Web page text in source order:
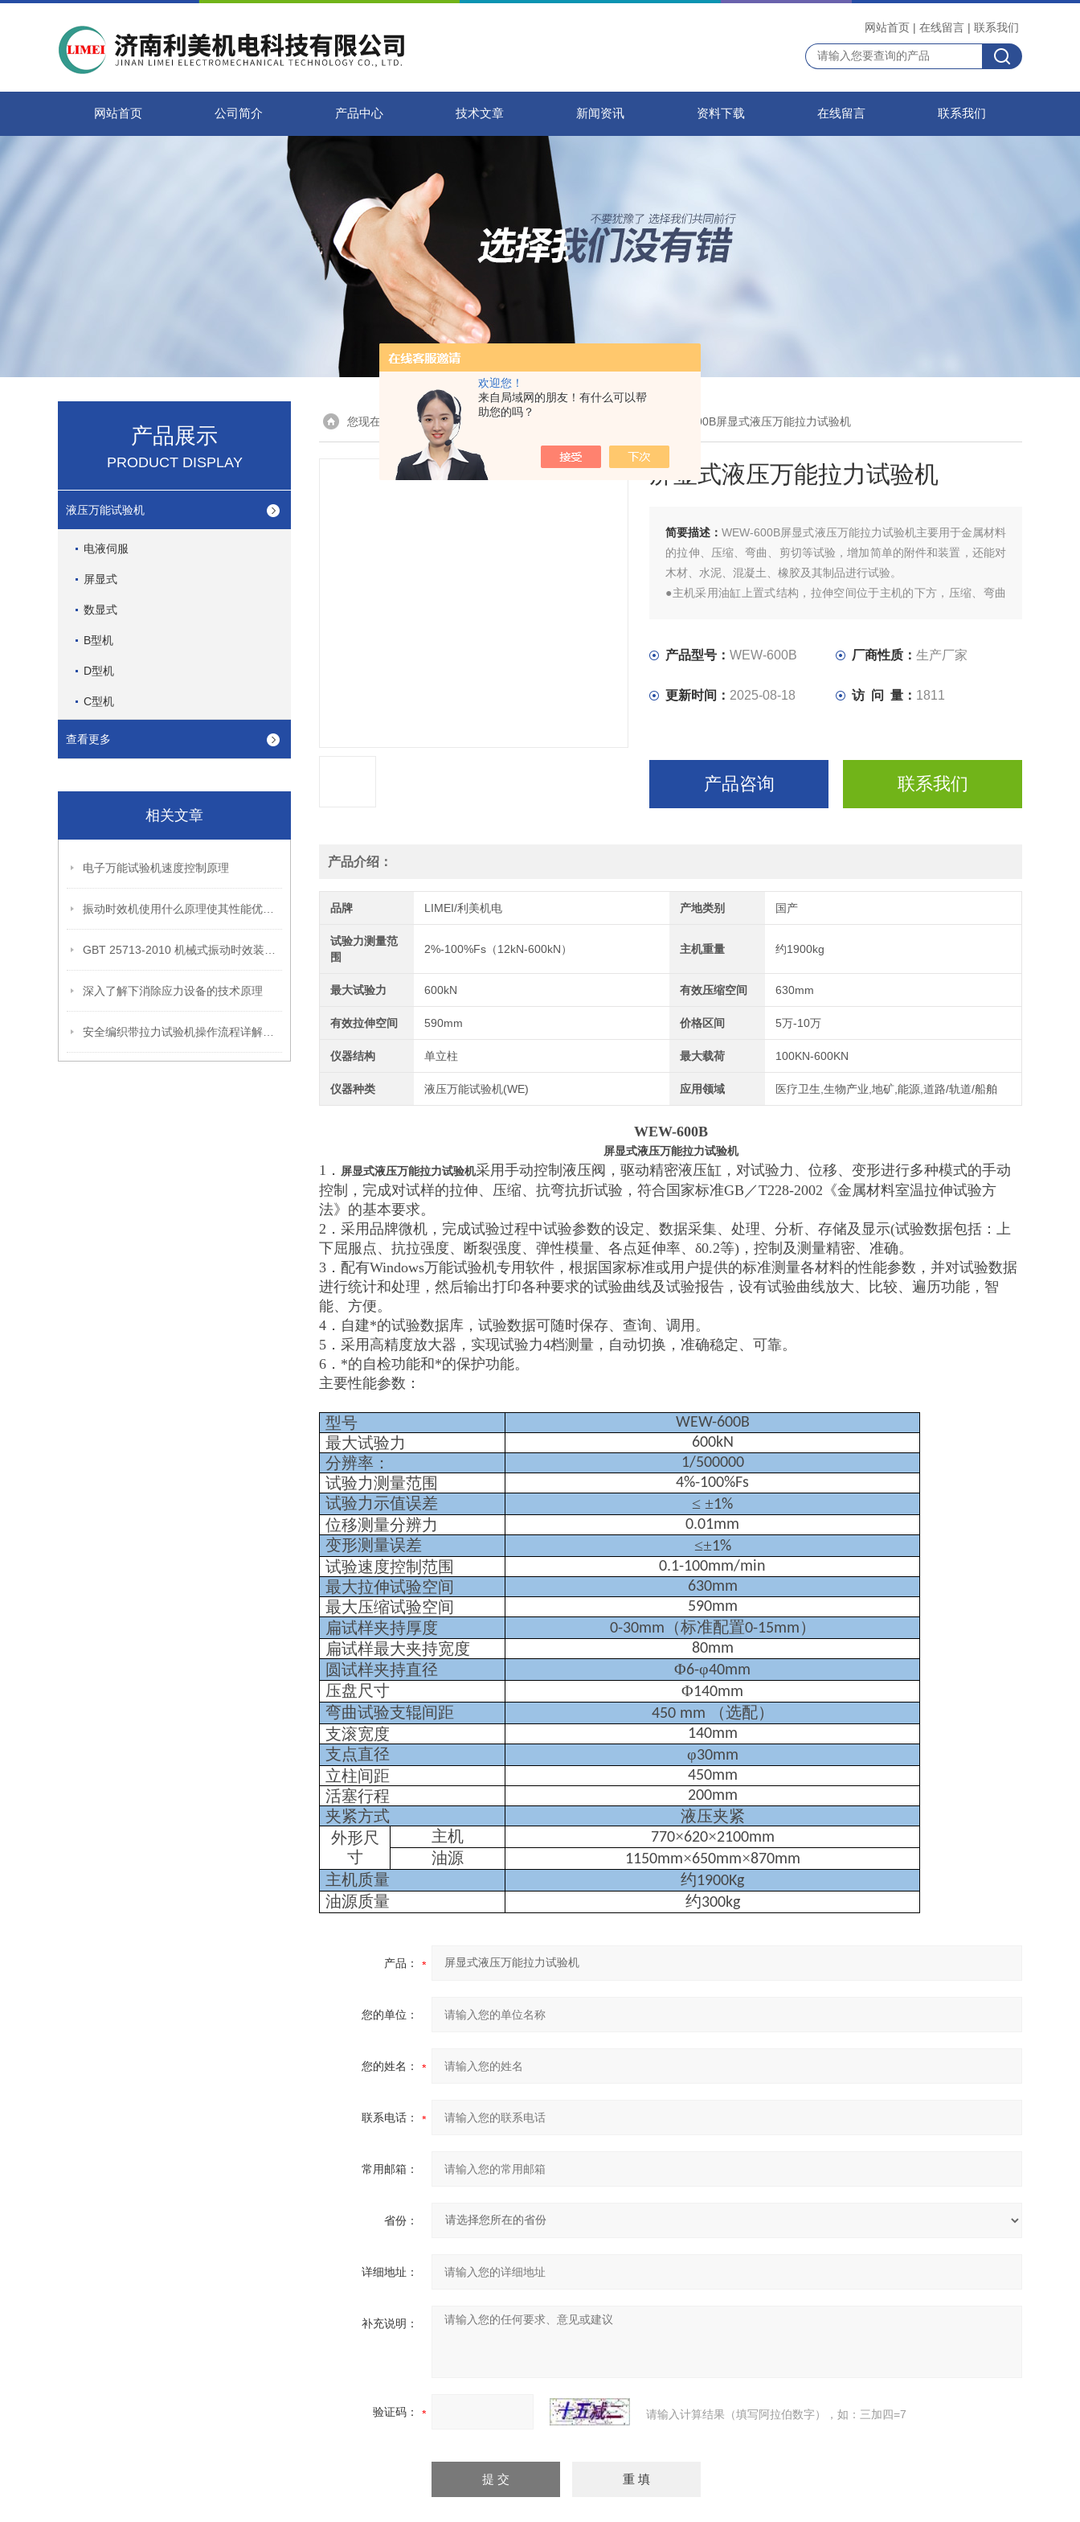
欢迎您！
来自局域网的朋友！有什么可以帮
助您的吗？
网站首页 | 在线留言 | 联系我们
网站首页 公司简介 产品中心 技术文章 新闻资讯 资料下载 在线留言 联系我们
产品展示
PRODUCT DISPLAY
液压万能试验机
电液伺服
屏显式
数显式
B型机
D型机
C型机
查看更多
相关文章
电子万能试验机速度控制原理
深入了解下消除应力设备的技术原理
您现在的位置：首页> 产品展示 > 液压万能试验机 > WEW-600B屏显式液压万能拉力试验机
屏显式液压万能拉力试验机
简要描述：WEW-600B屏显式液压万能拉力试验机主要用于金属材料
的拉伸、压缩、弯曲、剪切等试验，增加简单的附件和装置，还能对
木材、水泥、混凝土、橡胶及其制品进行试验。
●主机采用油缸上置式结构，拉伸空间位于主机的下方，压缩、弯曲
产品型号：WEW-600B 厂商性质：生产厂家
更新时间： 2025-08-18 访 问 量： 1811
产品咨询 联系我们
产品介绍：
品牌 LIMEI/利美机电 产地类别 国产
试验力测量范
围
2%-100%Fs（12kN-600kN） 主机重量 约1900kg
最大试验力 600kN 有效压缩空间 630mm
有效拉伸空间 590mm 价格区间 5万-10万
仪器结构 单立柱 最大载荷 100KN-600KN
仪器种类 液压万能试验机(WE) 应用领域 医疗卫生,生物产业,地矿,能源,道路/轨道/船舶
WEW-600B
屏显式液压万能拉力试验机
1． 屏显式液压万能拉力试验机采用手动控制液压阀，驱动精密液压缸，对试验力、位移、变形进行多种模式的手动
控制，完成对试样的拉伸、压缩、抗弯抗折试验，符合国家标准GB／T228-2002《金属材料室温拉伸试验方
法》的基本要求。
2．采用品牌微机，完成试验过程中试验参数的设定、数据采集、处理、分析、存储及显示(试验数据包括：上
下屈服点、抗拉强度、断裂强度、弹性模量、各点延伸率、δ0.2等)，控制及测量精密、准确。
3．配有Windows万能试验机专用软件，根据国家标准或用户提供的标准测量各材料的性能参数，并对试验数据
进行统计和处理，然后输出打印各种要求的试验曲线及试验报告，设有试验曲线放大、比较、遍历功能，智
能、方便。
4．自建*的试验数据库，试验数据可随时保存、查询、调用。
5．采用高精度放大器，实现试验力4档测量，自动切换，准确稳定、可靠。
6．*的自检功能和*的保护功能。
主要性能参数：
型号 WEW-600B
最大试验力 600kN
分辨率： 1/500000
试验力测量范围 4%-100%Fs
试验力示值误差 ≤ ±1%
位移测量分辨力 0.01mm
变形测量误差 ≤±1%
试验速度控制范围 0.1-100mm/min
最大拉伸试验空间 630mm
最大压缩试验空间 590mm
扁试样夹持厚度 0-30mm （标准配置0-15mm ）
扁试样最大夹持宽度
80mm
圆试样夹持直径 Φ6-φ40mm
压盘尺寸 Φ140mm
弯曲试验支辊间距 450 mm
（选配）
支滚宽度
140mm
支点直径 φ30mm
立柱间距 450mm
活塞行程 200mm
夹紧方式
液压夹紧
外形尺
寸
主机 770×620×2100mm
油源 1150mm×650mm×870mm
主机质量 约1900Kg
油源质量 约300kg
产品：
您的单位：
您的姓名：
联系电话：
常用邮箱：
省份：
详细地址：
补充说明：
验证码： 请输入计算结果（填写阿拉伯数字），如：三加四=7